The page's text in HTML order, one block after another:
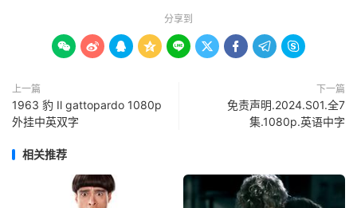
分享到
        
上一篇
1963 豹 Il gattopardo‎ 1080p
外挂中英双字
下一篇
免责声明.2024.S01.全7
集.1080p.英语中字
相关推荐